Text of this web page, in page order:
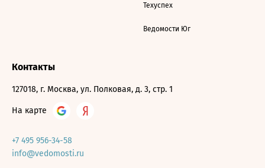
Техуспех
Ведомости Юг
Контакты
127018, г. Москва, ул. Полковая, д. 3, стр. 1
На карте
+7 495 956-34-58
info@vedomosti.ru